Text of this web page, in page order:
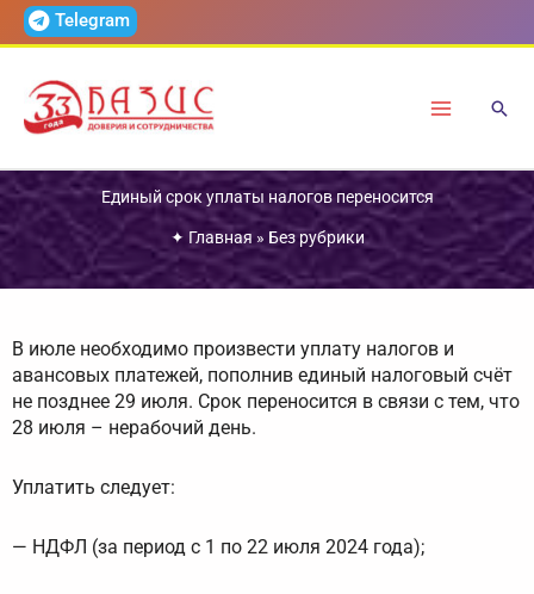
ПерейтиTelegram
Единый срок уплаты налогов переносится
✦ Главная » Без рубрики
В июле необходимо произвести уплату налогов и
авансовых платежей, пополнив единый налоговый счёт
не позднее 29 июля. Срок переносится в связи с тем, что
28 июля – нерабочий день.
Уплатить следует:
— НДФЛ (за период с 1 по 22 июля 2024 года);